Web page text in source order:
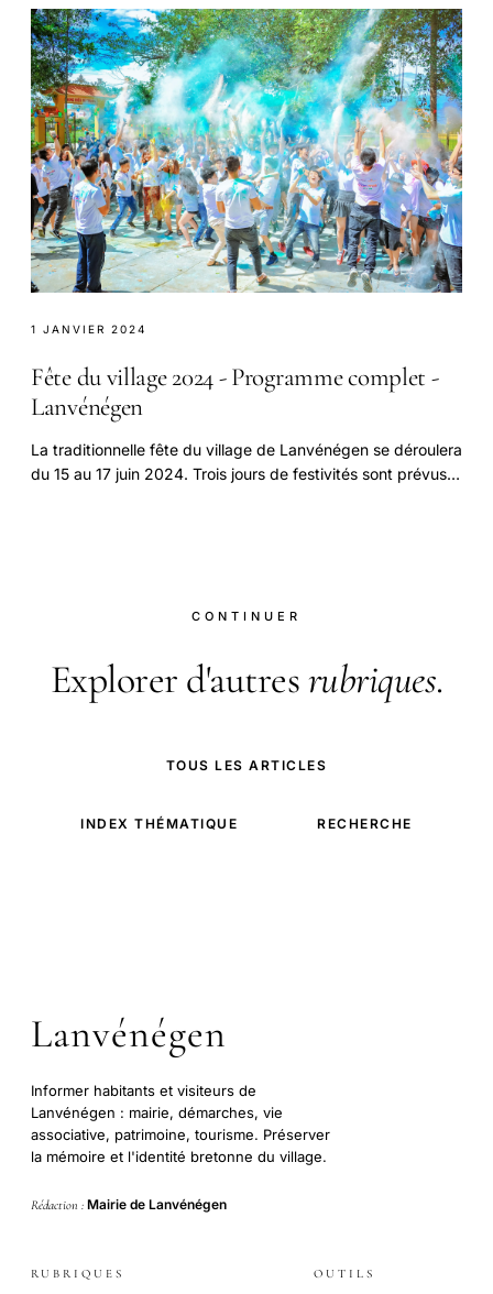
1 JANVIER 2024
Fête du village 2024 - Programme complet -
Lanvénégen
La traditionnelle fête du village de Lanvénégen se déroulera
du 15 au 17 juin 2024. Trois jours de festivités sont prévus
CONTINUER
Explorer d'autresrubriques.
TOUS LES ARTICLES
INDEX THÉMATIQUE RECHERCHE
Lanvénégen
Informer habitants et visiteurs de
Lanvénégen : mairie, démarches, vie
associative, patrimoine, tourisme. Préserver
la mémoire et l'identité bretonne du village.
Rédaction : Mairie de Lanvénégen
RUBRIQUES OUTILS